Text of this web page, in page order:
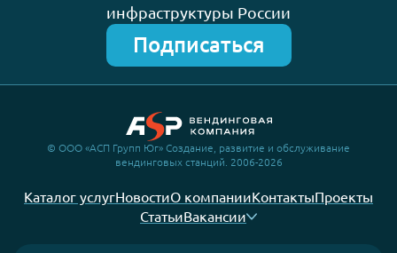
инфраструктуры России
Подписаться
© ООО «АСП Групп Юг» Создание, развитие и обслуживание
вендинговых станций. 2006-2026
Каталог услугНовостиО компанииКонтактыПроекты
СтатьиВакансии